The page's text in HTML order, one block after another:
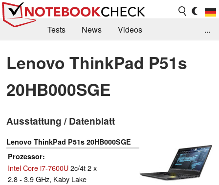
Tests News
Videos
Kaufberatung
Deals Suche
Jobs
Forum
...
Lenovo ThinkPad P51s
20HB000SGE
Ausstattung / Datenblatt
Lenovo ThinkPad P51s 20HB000SGE
Prozessor
Intel Core i7-7600U2c/4t 2 x
2.8 - 3.9 GHz, Kaby Lake